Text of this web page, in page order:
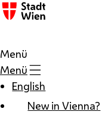
Zum Inhalt
Menü
Menü
English
New in Vienna?